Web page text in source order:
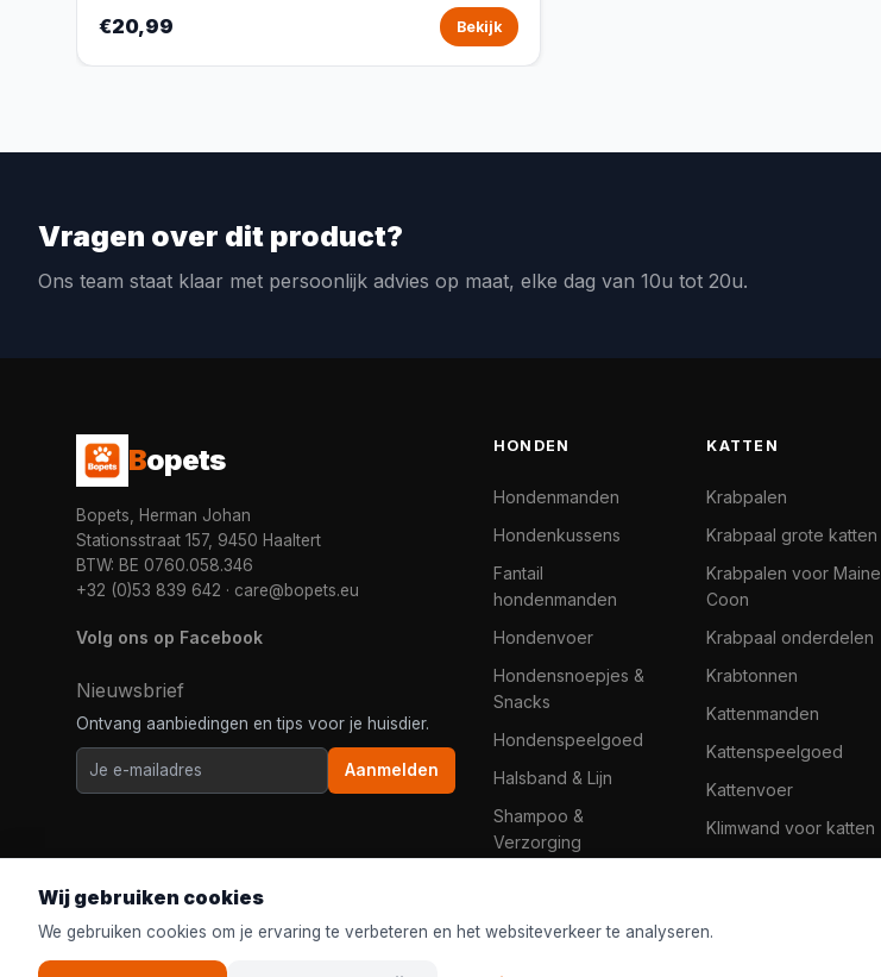
€20,99 Bekijk
Vragen over dit product?
Ons team staat klaar met persoonlijk advies op maat, elke dag van 10u tot 20u.
Bopets
Bopets, Herman Johan
Stationsstraat 157, 9450 Haaltert
BTW: BE 0760.058.346
+32 (0)53 839 642 · care@bopets.eu
Volg ons op Facebook
Nieuwsbrief
Ontvang aanbiedingen en tips voor je huisdier.
Aanmelden
HONDEN
Hondenmanden
Hondenkussens
Fantail
hondenmanden
Hondenvoer
Hondensnoepjes &
Snacks
Hondenspeelgoed
Halsband & Lijn
Shampoo &
Verzorging
KATTEN
Krabpalen
Krabpaal grote katten
Krabpalen voor Maine
Coon
Krabpaal onderdelen
Krabtonnen
Kattenmanden
Kattenspeelgoed
Kattenvoer
Klimwand voor katten
Wij gebruiken cookies
We gebruiken cookies om je ervaring te verbeteren en het websiteverkeer te analyseren.